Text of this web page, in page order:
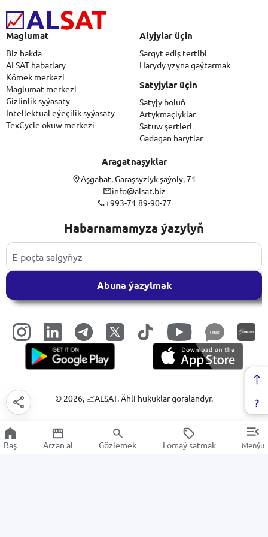
Maglumat
Biz hakda
ALSAT habarlary
Kömek merkezi
Maglumat merkezi
Gizlinlik syýasaty
Intellektual eýeçilik syýasaty
TexCycle okuw merkezi
Alyjylar üçin
Sargyt ediş tertibi
Harydy yzyna gaýtarmak
Satyjylar üçin
Satyjy boluň
Artykmaçlyklar
Satuw şertleri
Gadagan harytlar
Aragatnaşyklar
Aşgabat, Garaşsyzlyk şaýoly, 71
info@alsat.biz
+993-71 89-90-77
Habarnamamyza ýazylyň
Abuna ýazylmak
LINK
© 2026, 📈ALSAT. Ähli hukuklar goralandyr.
Baş Arzan al Gözlemek Lomaý satmak Menýu